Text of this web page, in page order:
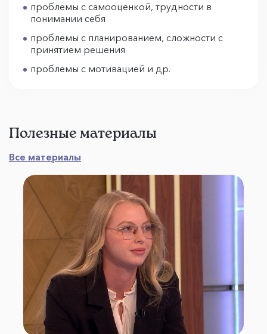
проблемы с самооценкой, трудности в
понимании себя
проблемы с планированием, сложности с
принятием решения
проблемы с мотивацией и др.
Полезные материалы
Все материалы